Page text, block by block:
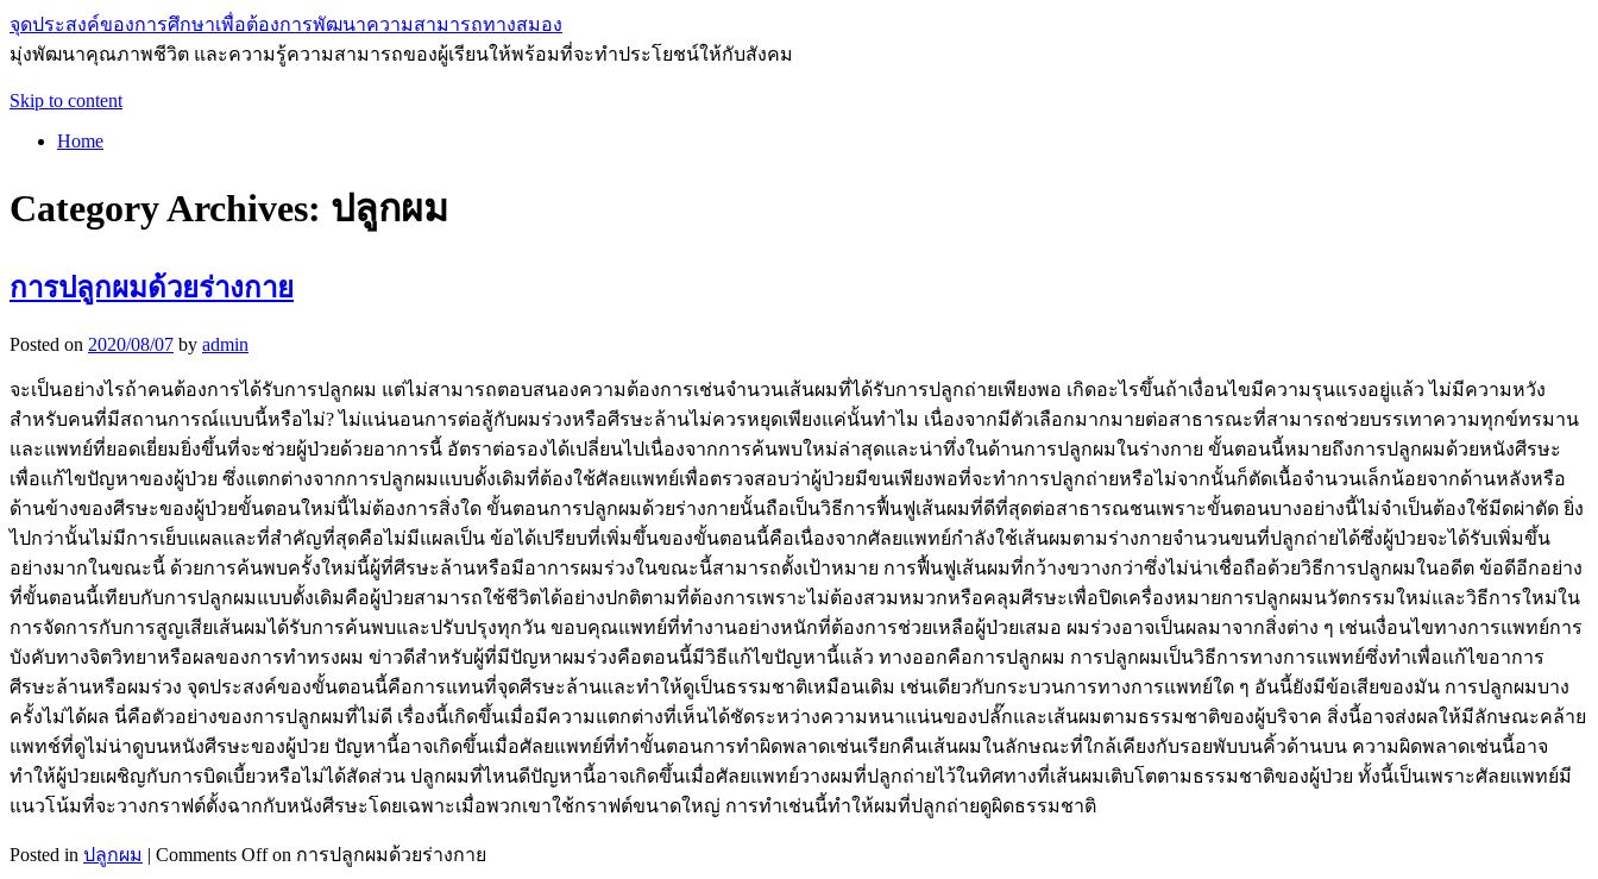
จุดประสงค์ของการศึกษาเพื่อต้องการพัฒนาความสามารถทางสมอง
มุ่งพัฒนาคุณภาพชีวิต และความรู้ความสามารถของผู้เรียนให้พร้อมที่จะทำประโยชน์ให้กับสังคม
Skip to content
Home
Category Archives: ปลูกผม
การปลูกผมด้วยร่างกาย
Posted on 2020/08/07 by admin
จะเป็นอย่างไรถ้าคนต้องการได้รับการปลูกผม แต่ไม่สามารถตอบสนองความต้องการเช่นจำนวนเส้นผมที่ได้รับการปลูกถ่ายเพียงพอ เกิดอะไรขึ้นถ้าเงื่อนไขมีความรุนแรงอยู่แล้ว ไม่มีความหวัง
สำหรับคนที่มีสถานการณ์แบบนี้หรือไม่? ไม่แน่นอนการต่อสู้กับผมร่วงหรือศีรษะล้านไม่ควรหยุดเพียงแค่นั้นทำไม เนื่องจากมีตัวเลือกมากมายต่อสาธารณะที่สามารถช่วยบรรเทาความทุกข์ทรมาน
และแพทย์ที่ยอดเยี่ยมยิ่งขึ้นที่จะช่วยผู้ป่วยด้วยอาการนี้ อัตราต่อรองได้เปลี่ยนไปเนื่องจากการค้นพบใหม่ล่าสุดและน่าทึ่งในด้านการปลูกผมในร่างกาย ขั้นตอนนี้หมายถึงการปลูกผมด้วยหนังศีรษะ
เพื่อแก้ไขปัญหาของผู้ป่วย ซึ่งแตกต่างจากการปลูกผมแบบดั้งเดิมที่ต้องใช้ศัลยแพทย์เพื่อตรวจสอบว่าผู้ป่วยมีขนเพียงพอที่จะทำการปลูกถ่ายหรือไม่จากนั้นก็ตัดเนื้อจำนวนเล็กน้อยจากด้านหลังหรือ
ด้านข้างของศีรษะของผู้ป่วยขั้นตอนใหม่นี้ไม่ต้องการสิ่งใด ขั้นตอนการปลูกผมด้วยร่างกายนั้นถือเป็นวิธีการฟื้นฟูเส้นผมที่ดีที่สุดต่อสาธารณชนเพราะขั้นตอนบางอย่างนี้ไม่จำเป็นต้องใช้มีดผ่าตัด ยิ่ง
ไปกว่านั้นไม่มีการเย็บแผลและที่สำคัญที่สุดคือไม่มีแผลเป็น ข้อได้เปรียบที่เพิ่มขึ้นของขั้นตอนนี้คือเนื่องจากศัลยแพทย์กำลังใช้เส้นผมตามร่างกายจำนวนขนที่ปลูกถ่ายได้ซึ่งผู้ป่วยจะได้รับเพิ่มขึ้น
อย่างมากในขณะนี้ ด้วยการค้นพบครั้งใหม่นี้ผู้ที่ศีรษะล้านหรือมีอาการผมร่วงในขณะนี้สามารถตั้งเป้าหมาย การฟื้นฟูเส้นผมที่กว้างขวางกว่าซึ่งไม่น่าเชื่อถือด้วยวิธีการปลูกผมในอดีต ข้อดีอีกอย่าง
ที่ขั้นตอนนี้เทียบกับการปลูกผมแบบดั้งเดิมคือผู้ป่วยสามารถใช้ชีวิตได้อย่างปกติตามที่ต้องการเพราะไม่ต้องสวมหมวกหรือคลุมศีรษะเพื่อปิดเครื่องหมายการปลูกผมนวัตกรรมใหม่และวิธีการใหม่ใน
การจัดการกับการสูญเสียเส้นผมได้รับการค้นพบและปรับปรุงทุกวัน ขอบคุณแพทย์ที่ทำงานอย่างหนักที่ต้องการช่วยเหลือผู้ป่วยเสมอ ผมร่วงอาจเป็นผลมาจากสิ่งต่าง ๆ เช่นเงื่อนไขทางการแพทย์การ
บังคับทางจิตวิทยาหรือผลของการทำทรงผม ข่าวดีสำหรับผู้ที่มีปัญหาผมร่วงคือตอนนี้มีวิธีแก้ไขปัญหานี้แล้ว ทางออกคือการปลูกผม การปลูกผมเป็นวิธีการทางการแพทย์ซึ่งทำเพื่อแก้ไขอาการ
ศีรษะล้านหรือผมร่วง จุดประสงค์ของขั้นตอนนี้คือการแทนที่จุดศีรษะล้านและทำให้ดูเป็นธรรมชาติเหมือนเดิม เช่นเดียวกับกระบวนการทางการแพทย์ใด ๆ อันนี้ยังมีข้อเสียของมัน การปลูกผมบาง
ครั้งไม่ได้ผล นี่คือตัวอย่างของการปลูกผมที่ไม่ดี เรื่องนี้เกิดขึ้นเมื่อมีความแตกต่างที่เห็นได้ชัดระหว่างความหนาแน่นของปลั๊กและเส้นผมตามธรรมชาติของผู้บริจาค สิ่งนี้อาจส่งผลให้มีลักษณะคล้าย
แพทช์ที่ดูไม่น่าดูบนหนังศีรษะของผู้ป่วย ปัญหานี้อาจเกิดขึ้นเมื่อศัลยแพทย์ที่ทำขั้นตอนการทำผิดพลาดเช่นเรียกคืนเส้นผมในลักษณะที่ใกล้เคียงกับรอยพับบนคิ้วด้านบน ความผิดพลาดเช่นนี้อาจ
ทำให้ผู้ป่วยเผชิญกับการบิดเบี้ยวหรือไม่ได้สัดส่วน ปลูกผมที่ไหนดีปัญหานี้อาจเกิดขึ้นเมื่อศัลยแพทย์วางผมที่ปลูกถ่ายไว้ในทิศทางที่เส้นผมเติบโตตามธรรมชาติของผู้ป่วย ทั้งนี้เป็นเพราะศัลยแพทย์มี
แนวโน้มที่จะวางกราฟต์ตั้งฉากกับหนังศีรษะโดยเฉพาะเมื่อพวกเขาใช้กราฟต์ขนาดใหญ่ การทำเช่นนี้ทำให้ผมที่ปลูกถ่ายดูผิดธรรมชาติ
Posted in ปลูกผม | Comments Offon การปลูกผมด้วยร่างกาย